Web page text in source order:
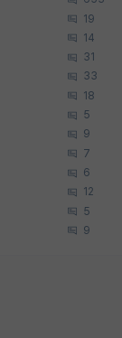
19
14
31
33
18
5
9
7
6
12
5
9